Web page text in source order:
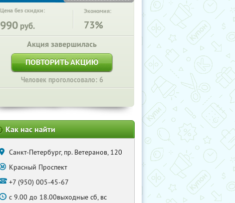
Цена без скидки:
990 руб.
Экономия:
73%
Акция завершилась
ПОВТОРИТЬ АКЦИЮ
Человек проголосовало: 6
Как нас найти
Санкт-Петербург, пр. Ветеранов, 120
Красный Проспект
+7 (950) 005-45-67
с 9.00 до 18.00выходные сб, вс